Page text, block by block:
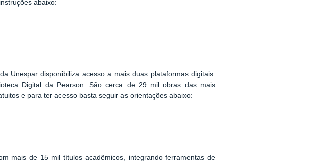
abaixo:
Unespar disponibiliza acesso a mais duas plataformas digitais:
Digital da Pearson. São cerca de 29 mil obras das mais
e para ter acesso basta seguir as orientações abaixo:
mais de 15 mil títulos acadêmicos, integrando ferramentas de